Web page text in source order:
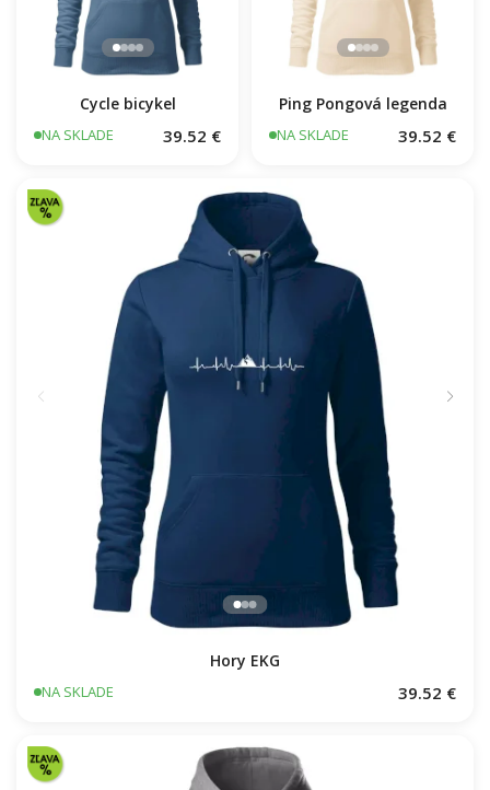
Cycle bicykel
NA SKLADE 39.52 €
Ping Pongová legenda
NA SKLADE 39.52 €
Hory EKG
NA SKLADE 39.52 €